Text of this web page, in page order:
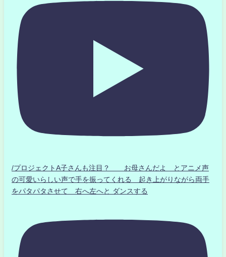
/プロジェクトA子さんも注目？ お母さんだよ とアニメ声
の可愛いらしい声で手を振ってくれる 起き上がりながら両手
をパタパタさせて 右へ左へと ダンスする